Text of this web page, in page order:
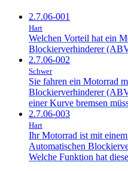
2.7.06-001
Hart
Welchen Vorteil hat ein
Blockierverhinderer
2.7.06-002
Schwer
Sie fahren ein Motorrad
Blockierverhinderer
einer Kurve bremsen
2.7.06-003
Hart
Ihr Motorrad ist mit
Automatischen
Welche Funktion hat